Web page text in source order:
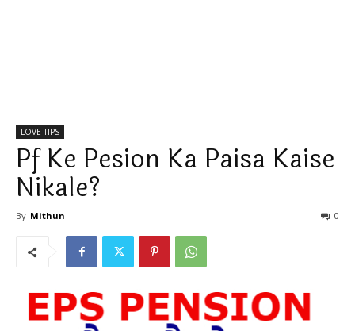
LOVE TIPS
Pf Ke Pesion Ka Paisa Kaise
Nikale?
By Mithun - 0